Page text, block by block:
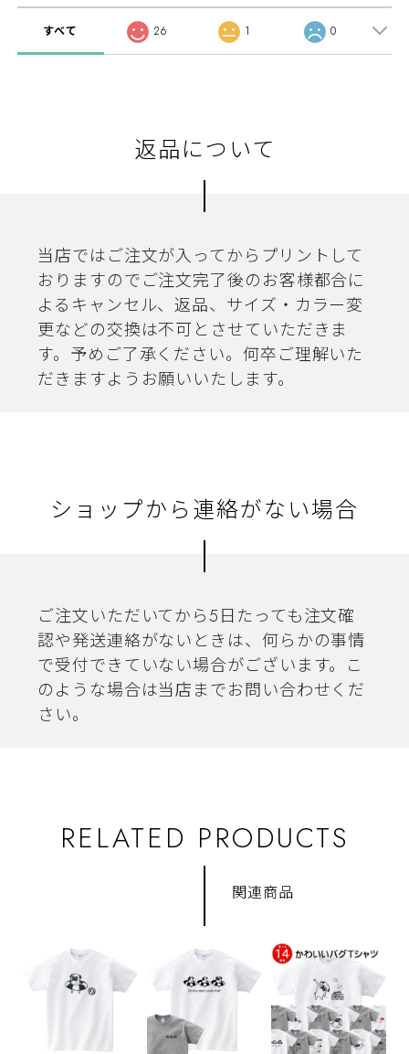
すべて 26 1 0
返品について
当店ではご注文が入ってからプリントして
おりますのでご注文完了後のお客様都合に
よるキャンセル、返品、サイズ・カラー変
更などの交換は不可とさせていただきま
す。予めご了承ください。何卒ご理解いた
だきますようお願いいたします。
ショップから連絡がない場合
ご注文いただいてから5日たっても注文確
認や発送連絡がないときは、何らかの事情
で受付できていない場合がございます。こ
のような場合は当店までお問い合わせくだ
さい。
RELATED PRODUCTS
関連商品